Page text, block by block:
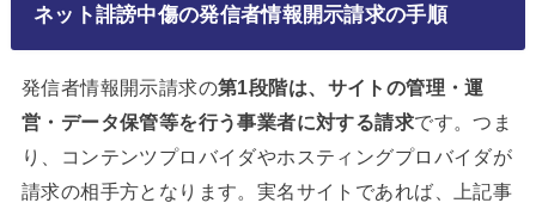
ネット誹謗中傷の発信者情報開示請求の手順
発信者情報開示請求の第1段階は、サイトの管理・運
営・データ保管等を行う事業者に対する請求です。つま
り、コンテンツプロバイダやホスティングプロバイダが
請求の相手方となります。実名サイトであれば、上記事